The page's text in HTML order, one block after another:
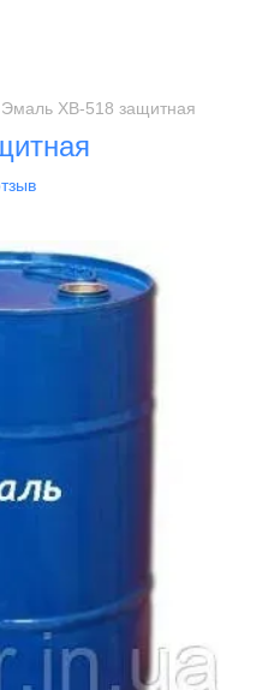
Эмаль ХВ-518 защитная